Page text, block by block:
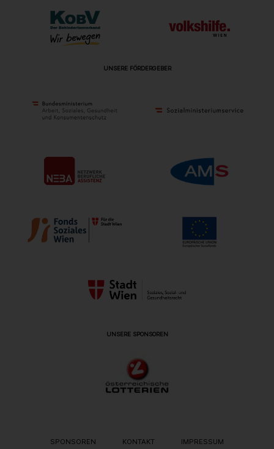
UNSERE FÖRDERGEBER
UNSERE SPONSOREN
METANAVIGATION
SPONSOREN KONTAKT IMPRESSUM